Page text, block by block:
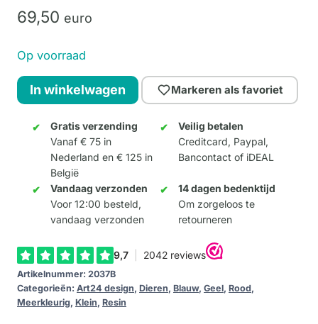
69,50 euro
Op voorraad
Rhino
"Jasper"
Multicolor
aantal
In winkelwagen Markeren als favoriet
Gratis verzending
Vanaf € 75 in
Nederland en € 125 in
België
Veilig betalen
Creditcard, Paypal,
Bancontact of iDEAL
Vandaag verzonden
Voor 12:00 besteld,
vandaag verzonden
14 dagen bedenktijd
Om zorgeloos te
retourneren
Artikelnummer: 2037B
Categorieën: Art24 design, Dieren, Blauw, Geel, Rood,
Meerkleurig, Klein, Resin